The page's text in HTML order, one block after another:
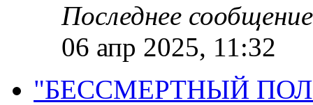
Последнее сообщение
06 апр 2025, 11:32
"БЕССМЕРТНЫЙ ПОЛК